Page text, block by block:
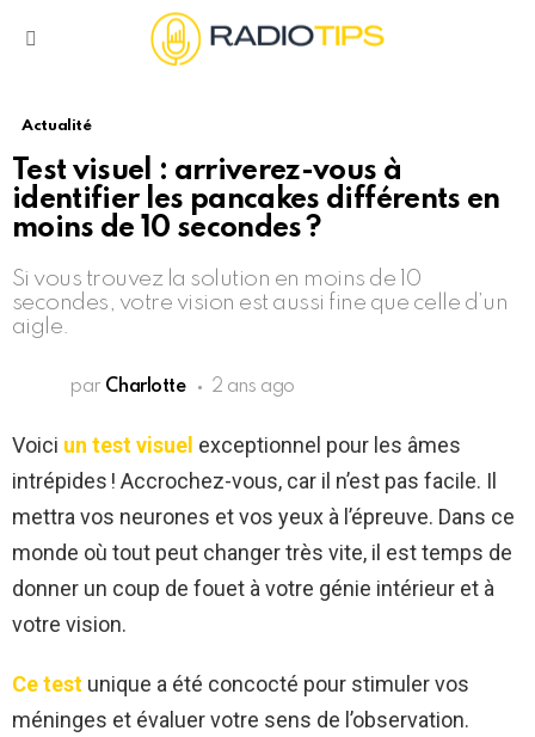
Actualité
Test visuel : arriverez-vous à
identifier les pancakes différents en
moins de 10 secondes ?
Si vous trouvez la solution en moins de 10
secondes, votre vision est aussi fine que celle d’un
aigle.
par Charlotte 2 ans ago
Voici un test visuel exceptionnel pour les âmes
intrépides ! Accrochez-vous, car il n’est pas facile. Il
mettra vos neurones et vos yeux à l’épreuve. Dans ce
monde où tout peut changer très vite, il est temps de
donner un coup de fouet à votre génie intérieur et à
votre vision.
Ce test unique a été concocté pour stimuler vos
méninges et évaluer votre sens de l’observation.